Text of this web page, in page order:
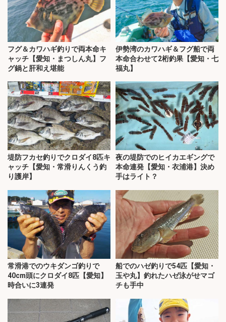
フグ＆カワハギ釣りで両本命キ
ャッチ【愛知・まつしん丸】フ
グ鍋と肝和え堪能
伊勢湾のカワハギ＆フグ船で両
本命合わせて2桁釣果【愛知・七
福丸】
堤防フカセ釣りでクロダイ8匹キ
ャッチ【愛知・常滑りんくう釣
り護岸】
夜の堤防でのヒイカエギングで
本命連発【愛知・衣浦港】決め
手はライト？
常滑港でのウキダンゴ釣りで
40cm頭にクロダイ8匹【愛知】
時合いに3連発
船でのハゼ釣りで54匹【愛知・
玉や丸】釣れたハゼ泳がせマゴ
チも手中